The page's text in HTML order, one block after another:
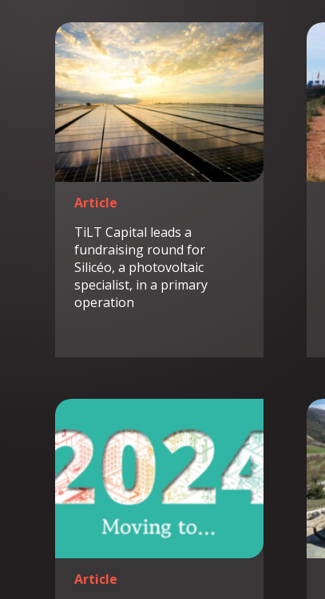
Article
TiLT Capital leads a
fundraising round for
Silicéo, a photovoltaic
specialist, in a primary
operation
Article